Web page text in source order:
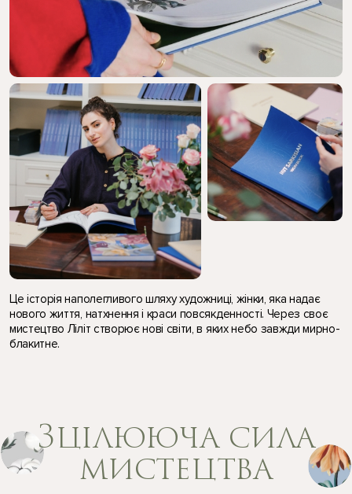
Це історія наполегливого шляху художниці, жінки, яка надає
нового життя, натхнення і краси повсякденності. Через своє
мистецтво Ліліт створює нові світи, в яких небо завжди мирно-
блакитне.
Зцілююча сила
мистецтва